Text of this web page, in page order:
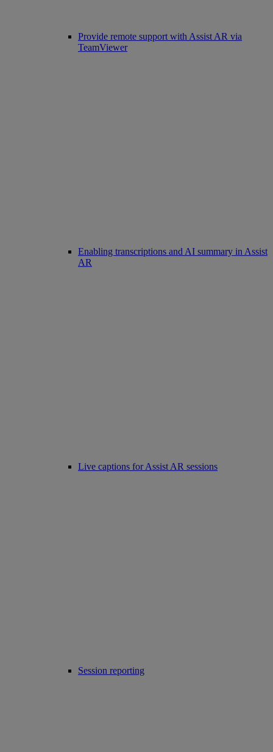
Provide remote support with Assist AR via
TeamViewer
Enabling transcriptions and AI summary in Assist
AR
Live captions for Assist AR sessions
Session reporting